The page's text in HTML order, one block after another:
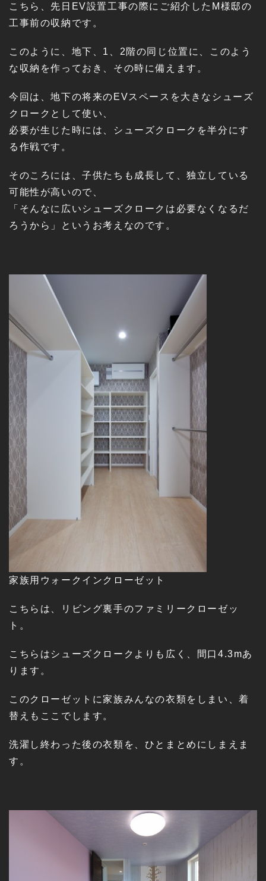
こちら、先日EV設置工事の際にご紹介したM様邸の
工事前の収納です。
このように、地下、1、2階の同じ位置に、このよう
な収納を作っておき、その時に備えます。
今回は、地下の将来のEVスペースを大きなシューズ
クロークとして使い、
必要が生じた時には、シューズクロークを半分にす
る作戦です。
そのころには、子供たちも成長して、独立している
可能性が高いので、
「そんなに広いシューズクロークは必要なくなるだ
ろうから」というお考えなのです。
家族用ウォークインクローゼット
こちらは、リビング裏手のファミリークローゼッ
ト。
こちらはシューズクロークよりも広く、間口4.3mあ
ります。
このクローゼットに家族みんなの衣類をしまい、着
替えもここでします。
洗濯し終わった後の衣類を、ひとまとめにしまえま
す。